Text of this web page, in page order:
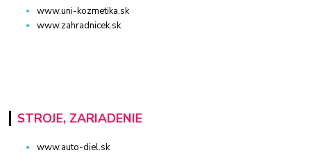
www.uni-kozmetika.sk
www.zahradnicek.sk
STROJE, ZARIADENIE
www.auto-diel.sk